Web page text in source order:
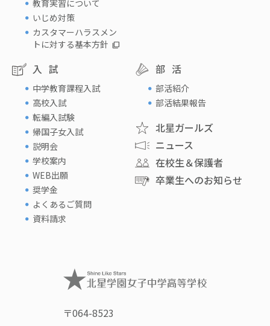
教育実習について
いじめ対策
カスタマーハラスメン
トに対する基本方針
入試
中学教育課程入試
高校入試
転編入試験
帰国子女入試
説明会
学校案内
WEB出願
奨学金
よくあるご質問
資料請求
部活
部活紹介
部活結果報告
北星ガールズ
ニュース
在校生＆保護者
卒業生へのお知らせ
〒064-8523